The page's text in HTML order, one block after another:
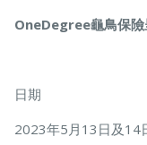
OneDegree龜鳥保
日期
2023年5月13日及14